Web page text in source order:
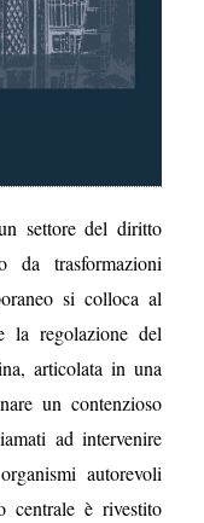
settore del diritto
da trasformazioni
si colloca al
la regolazione del
articolata in una
un contenzioso
ad intervenire
autorevoli
centrale è rivestito